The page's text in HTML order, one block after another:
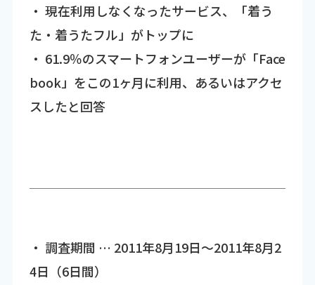
・ 現在利用しなくなったサービス、「着う
た・着うたフル」がトップに
・ 61.9％のスマートフォンユーザーが「Face
book」をこの1ヶ月に利用、あるいはアクセ
スしたと回答
・ 調査期間 … 2011年8月19日～2011年8月2
4日（6日間）